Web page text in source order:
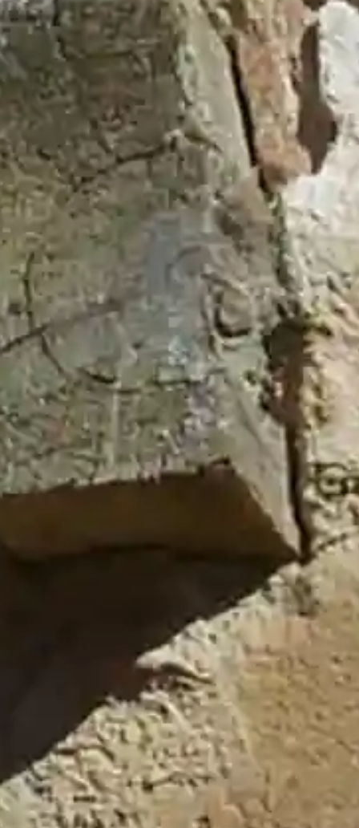
Últimos Bandos
Incendios Forestales
31 de julio de 2026
Fiestas El Cubillo 2026 29 de julio de 2026
Visita a la Ganadería
25 de junio de 2026
(2)
Tablón de Bandos 2020(2)
Tablón de Bandos 2021 (6)
Tablón de Bandos 2022(6)
Tablón de Bandos 2023(15)
Tablón de Bandos 2024 (8)
Tablón de Bandos 2025(19)
Tablón de Bandos 2026(9)
Pueblos Amigos